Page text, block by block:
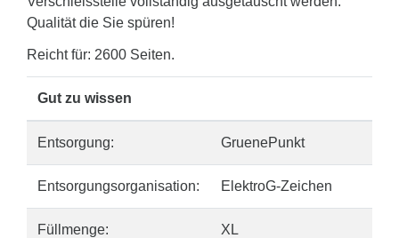
Qualität die Sie spüren!
Reicht für: 2600 Seiten.
Gut zu wissen
Entsorgung: GruenePunkt
Entsorgungsorganisation: ElektroG-Zeichen
Füllmenge: XL